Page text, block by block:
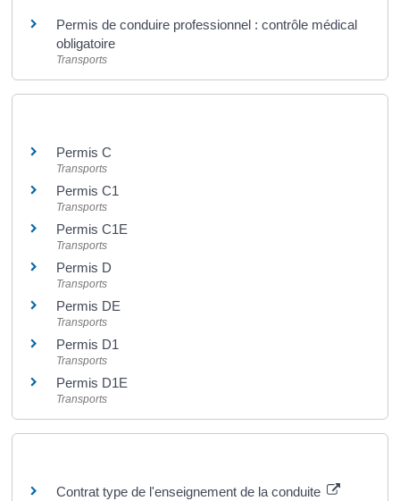
Permis de conduire professionnel : contrôle médical
obligatoire
Transports
Permis C
Transports
Permis C1
Transports
Permis C1E
Transports
Permis D
Transports
Permis DE
Transports
Permis D1
Transports
Permis D1E
Transports
Contrat type de l'enseignement de la conduite